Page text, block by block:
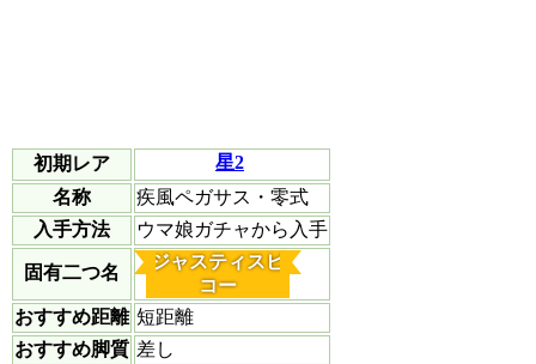
初期レア
星2
名称
疾風ペガサス・零式
入手方法
ウマ娘ガチャから入手
固有二つ名
ジャスティスビ
コー
おすすめ距離 短距離
おすすめ脚質 差し